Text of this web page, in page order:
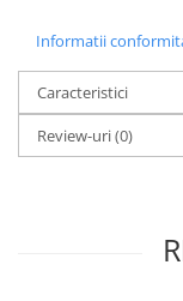
Informatii
Caracteristici
Review-uri(0)